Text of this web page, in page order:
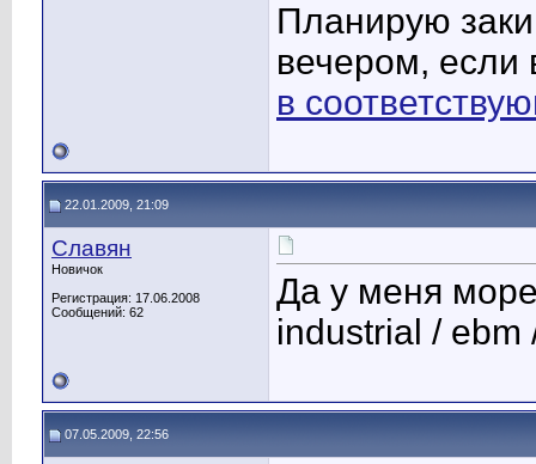
Планирую
вечером, если
в
22.01.2009, 21:09
Славян
Новичок
Регистрация: 17.06.2008
Сообщений: 62
Да у меня море
industrial / ebm
07.05.2009, 22:56